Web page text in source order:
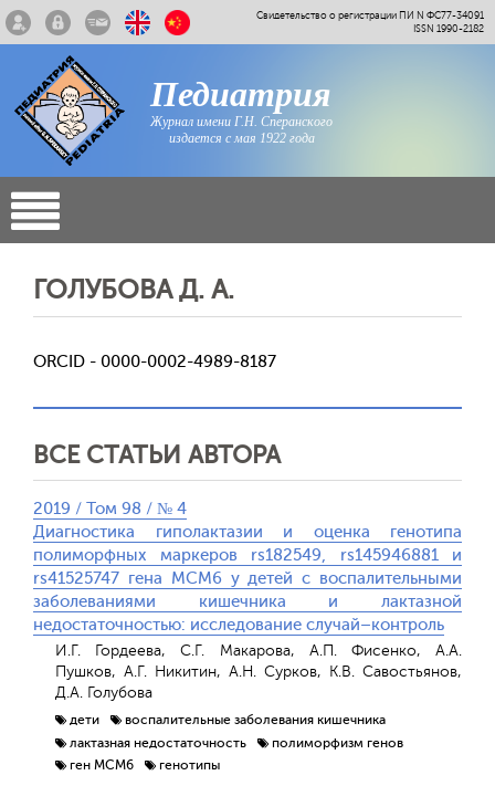
Свидетельство о регистрации ПИ N ФС77-34091
ISSN 1990-2182
Педиатрия
Журнал имени Г.Н. Сперанского
издается с мая 1922 года
ГОЛУБОВА Д. А.
ORCID - 0000-0002-4989-8187
ВСЕ СТАТЬИ АВТОРА
2019 / Том 98 / № 4
Диагностика гиполактазии и оценка генотипа
полиморфных маркеров rs182549, rs145946881 и
rs41525747 гена MCM6 у детей с воспалительными
заболеваниями кишечника и лактазной
недостаточностью: исследование случай–контроль
И.Г. Гордеева, С.Г. Макарова, А.П. Фисенко, А.А.
Пушков, А.Г. Никитин, А.Н. Сурков, К.В. Савостьянов,
Д.А. Голубова
дети
воспалительные заболевания кишечника
лактазная недостаточность
полиморфизм генов
ген MCM6
генотипы